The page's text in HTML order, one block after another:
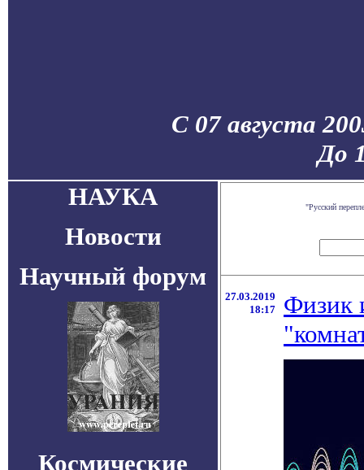
С 07 августа
До
НАУКА
Новости
Научный форум
Космические
"Русский
27.03.2019
18:17
Физик